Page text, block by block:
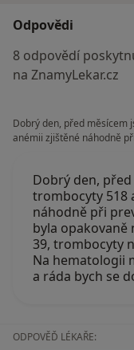
Odpovědi
8 odpovědí
na ZnamyLekar.cz
Dobrý den, před měsícem
anémii zjištěné náhodně
Dobrý den, před
trombocyty 518
náhodně při
byla opakovaně
39, trombocyty
Na hematologii
a ráda bych se
ODPOVĚĎ LÉKAŘE: